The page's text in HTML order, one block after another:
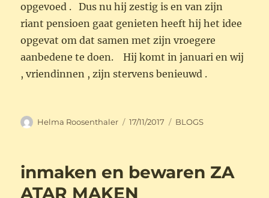
opgevoed . Dus nu hij zestig is en van zijn
riant pensioen gaat genieten heeft hij het idee
opgevat om dat samen met zijn vroegere
aanbedene te doen. Hij komt in januari en wij
, vriendinnen , zijn stervens benieuwd .
Auteur
Helma Roosenthaler
Geplaatst
17/11/2017 Categorieën
BLOGS
inmaken en bewaren ZA
ATAR MAKEN